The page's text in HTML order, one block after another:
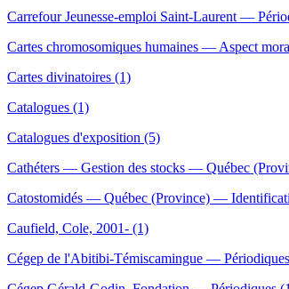
Carrefour Jeunesse-emploi Saint-Laurent —
Cartes chromosomiques humaines — Aspect
Cartes divinatoires (1)
Catalogues (1)
Catalogues d'exposition (5)
Cathéters — Gestion des stocks — Québec
Catostomidés — Québec (Province) —
Caufield, Cole, 2001- (1)
Cégep de l'Abitibi-Témiscamingue —